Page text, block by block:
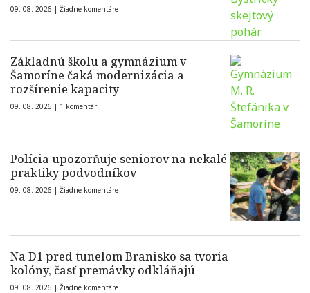
09. 08. 2026 | Žiadne komentáre
Základnú školu a gymnázium v
Šamoríne čaká modernizácia a
rozšírenie kapacity
09. 08. 2026 | 1 komentár
Polícia upozorňuje seniorov na nekalé
praktiky podvodníkov
09. 08. 2026 | Žiadne komentáre
Na D1 pred tunelom Branisko sa tvoria
kolóny, časť premávky odkláňajú
09. 08. 2026 | Žiadne komentáre